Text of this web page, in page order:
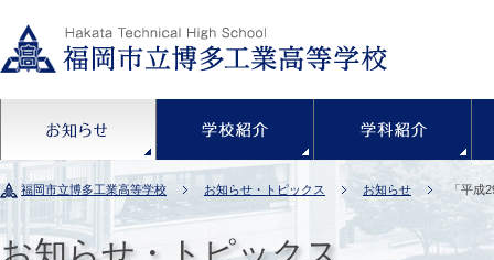
福岡市立博多工業高等学校 お知らせ・トピックス お知らせ 「平成